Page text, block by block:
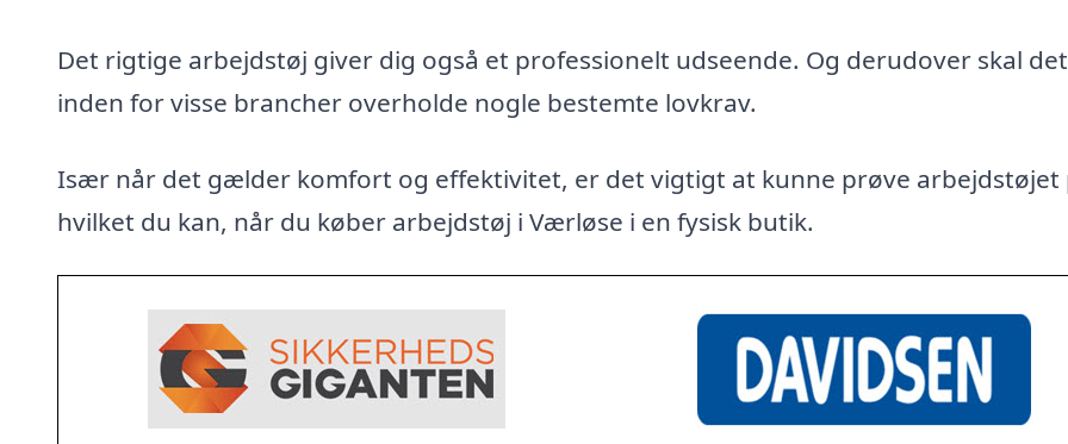
Det rigtige arbejdstøj giver dig også et professionelt udseende. Og derudover skal det
inden for visse brancher overholde nogle bestemte lovkrav.
Især når det gælder komfort og effektivitet, er det vigtigt at kunne prøve arbejdstøjet
hvilket du kan, når du køber arbejdstøj i Værløse i en fysisk butik.